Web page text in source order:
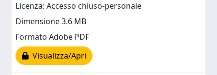
Licenza: Accesso chiuso-personale
Dimensione 3.6 MB
Formato Adobe PDF
Visualizza/Apri